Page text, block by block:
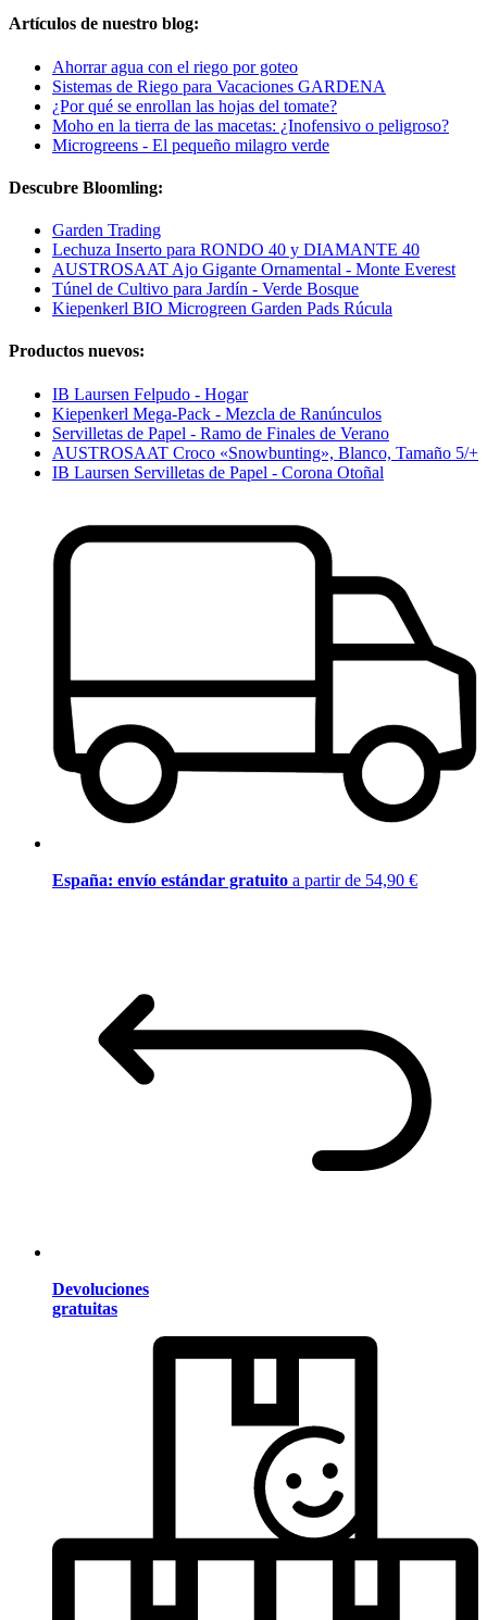
Artículos de nuestro blog:
Ahorrar agua con el riego por goteo
Sistemas de Riego para Vacaciones GARDENA
¿Por qué se enrollan las hojas del tomate?
Moho en la tierra de las macetas: ¿Inofensivo o peligroso?
Microgreens - El pequeño milagro verde
Descubre Bloomling:
Garden Trading
Lechuza Inserto para RONDO 40 y DIAMANTE 40
AUSTROSAAT Ajo Gigante Ornamental - Monte Everest
Túnel de Cultivo para Jardín - Verde Bosque
Kiepenkerl BIO Microgreen Garden Pads Rúcula
Productos nuevos:
IB Laursen Felpudo - Hogar
Kiepenkerl Mega-Pack - Mezcla de Ranúnculos
Servilletas de Papel - Ramo de Finales de Verano
AUSTROSAAT Croco «Snowbunting», Blanco, Tamaño 5/+
IB Laursen Servilletas de Papel - Corona Otoñal
España: envío estándar gratuito a partir de 54,90 €
Devoluciones
gratuitas